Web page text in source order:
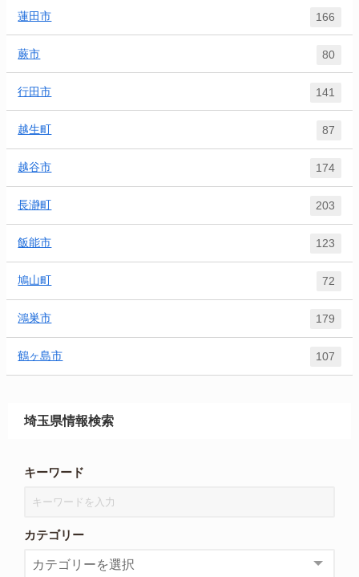
蓮田市 166
蕨市 80
行田市 141
越生町 87
越谷市 174
長瀞町 203
飯能市 123
鳩山町 72
鴻巣市 179
鶴ヶ島市 107
埼玉県情報検索
キーワード
カテゴリー